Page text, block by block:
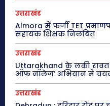
उत्तराखंड
Almora में फर्जी TET
सहायक शिक्षक निलंबित
उत्तराखंड
Uttarakhand के लकी रावत
ऑफ नॉलेज’ अभियान में
उत्तराखंड